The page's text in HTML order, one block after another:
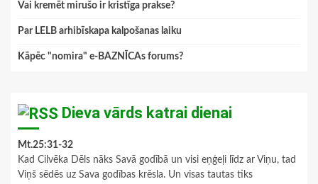
Vai kremēt mirušo ir kristīga prakse?
Par LELB arhibīskapa kalpošanas laiku
Kāpēc "nomira" e-BAZNĪCAs forums?
Dieva vārds katrai dienai
Mt.25:31-32
Kad Cilvēka Dēls nāks Savā godībā un visi eņģeļi līdz ar Viņu, tad
Viņš sēdēs uz Sava godības krēsla. Un visas tautas tiks